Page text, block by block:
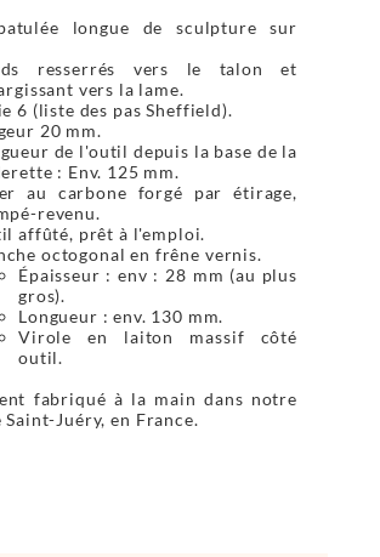
longue de sculpture sur
resserrés vers le talon et
vers la lame.
6 (liste des pas Sheffield).
20 mm.
de l'outil depuis la base de la
: Env. 125 mm.
au carbone forgé par étirage,
revenu.
affûté, prêt à l'emploi.
octogonal en frêne vernis.
Épaisseur : env : 28 mm (au plus
gros).
Longueur : env. 130 mm.
Virole en laiton massif côté
outil.
fabriqué à la main dans notre
Juéry, en France.